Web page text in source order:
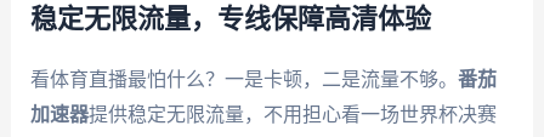
稳定无限流量，专线保障高清体验
看体育直播最怕什么？一是卡顿，二是流量不够。 番茄
加速器提供稳定无限流量，不用担心看一场世界杯决赛